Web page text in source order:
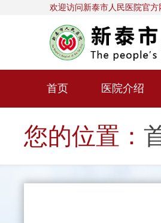
欢迎访问新泰市人民医院官方
首页 医院介绍
您的位置：